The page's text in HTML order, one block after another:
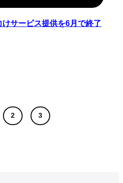
サービス提供を6月で終了
2 3